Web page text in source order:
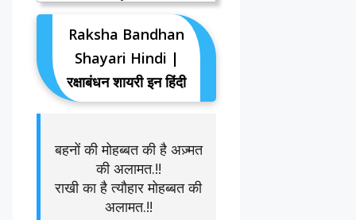
Raksha Bandhan
Shayari Hindi |
रक्षाबंधन शायरी इन हिंदी
बहनों की मोहब्बत की है अज़्मत
की अलामत.!!
राखी का है त्यौहार मोहब्बत की
अलामत.!!